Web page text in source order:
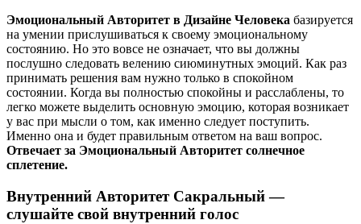
Эмоциональный Авторитет в Дизайне Человека базируется
на умении прислушиваться к своему эмоциональному
состоянию. Но это вовсе не означает, что вы должны
послушно следовать велению сиюминутных эмоций. Как раз
принимать решения вам нужно только в спокойном
состоянии. Когда вы полностью спокойны и расслаблены, то
легко можете выделить основную эмоцию, которая возникает
у вас при мысли о том, как именно следует поступить.
Именно она и будет правильным ответом на ваш вопрос.
Отвечает за Эмоциональный Авторитет солнечное
сплетение.
Внутренний Авторитет Сакральный —
слушайте свой внутренний голос